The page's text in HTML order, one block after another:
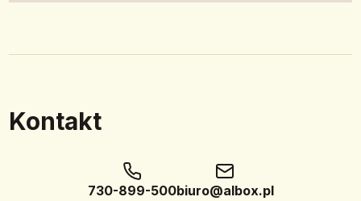
Kontakt
730-899-500biuro@albox.pl